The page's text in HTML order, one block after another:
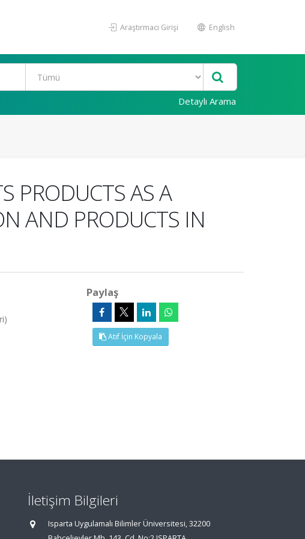
Araştırmacı Girişi English
Detaylı Arama
PRODUCTS AS A
AND PRODUCTS IN
Paylaş
Atıf İçin Kopyala
İletişim Bilgileri
Isparta Uygulamalı Bilimler Üniversitesi, 32200